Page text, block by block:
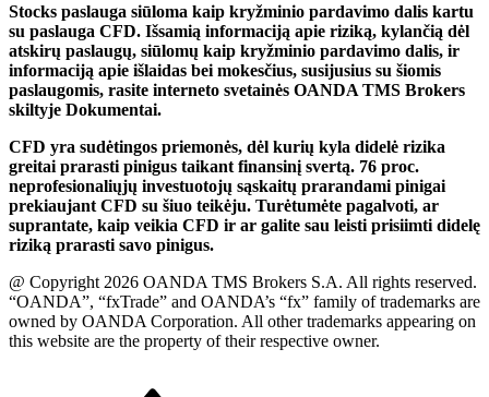
Stocks paslauga siūloma kaip kryžminio pardavimo dalis kartu
su paslauga CFD. Išsamią informaciją apie riziką, kylančią dėl
atskirų paslaugų, siūlomų kaip kryžminio pardavimo dalis, ir
informaciją apie išlaidas bei mokesčius, susijusius su šiomis
paslaugomis, rasite interneto svetainės OANDA TMS Brokers
skiltyje Dokumentai.
CFD yra sudėtingos priemonės, dėl kurių kyla didelė rizika
greitai prarasti pinigus taikant finansinį svertą. 76 proc.
neprofesionaliųjų investuotojų sąskaitų prarandami pinigai
prekiaujant CFD su šiuo teikėju. Turėtumėte pagalvoti, ar
suprantate, kaip veikia CFD ir ar galite sau leisti prisiimti didelę
riziką prarasti savo pinigus.
@ Copyright 2026 OANDA TMS Brokers S.A. All rights reserved.
“OANDA”, “fxTrade” and OANDA’s “fx” family of trademarks are
owned by OANDA Corporation. All other trademarks appearing on
this website are the property of their respective owner.